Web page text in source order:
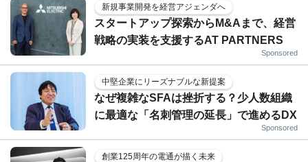
新規事業開発を経営アジェンダへ
スタートアップ探索からM&Aまで、経営
戦略の実装を支援するAT PARTNERS
Sponsored
中堅企業にリーズナブルな新提案
なぜ複雑なSFAは挫折する？少人数組織
に最適な「名刺管理の延長」で進めるDX
Sponsored
創業125周年の電通が描く未来